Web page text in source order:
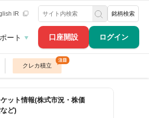
口座開設 ログイン
IR 銘柄検索
ート
クレカ積立
ット情報(株式市況・株価
ど)